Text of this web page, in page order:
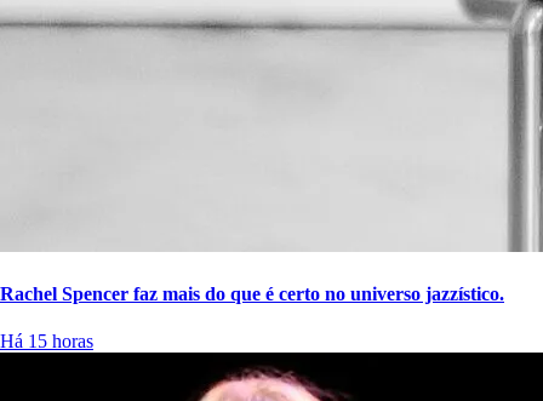
Rachel Spencer faz mais do que é certo no universo jazzístico.
Há 15 horas